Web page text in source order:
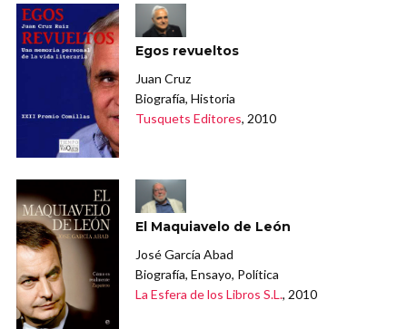
Egos revueltos
Juan Cruz
Biografía, Historia
Tusquets Editores, 2010
El Maquiavelo de León
José García Abad
Biografía, Ensayo, Política
La Esfera de los Libros S.L., 2010